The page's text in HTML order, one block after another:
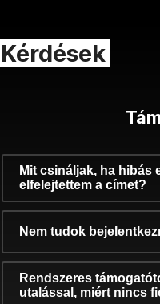
Mit csináljak, ha hibás
elfelejtettem a címet?
Nem tudok
Rendszeres
utalással, miért nincs